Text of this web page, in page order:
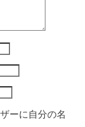
ーに自分の名